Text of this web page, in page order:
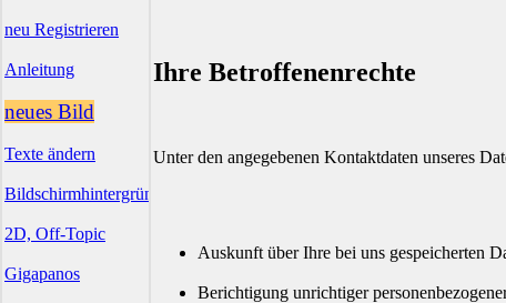
neu Registrieren
Anleitung
neues Bild
Texte ändern
Bildschirmhintergründe
2D, Off-Topic
Gigapanos
Ihre Betroffenenrechte
Unter den angegebenen Kontaktdaten unseres
Auskunft über Ihre bei uns gespeicherten
Berichtigung unrichtiger